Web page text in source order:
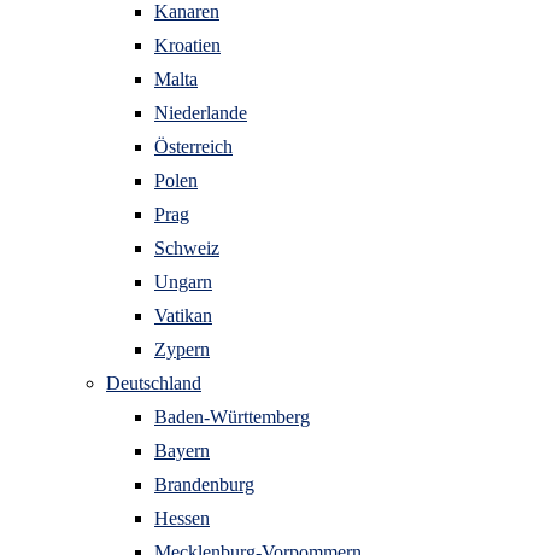
Kanaren
Kroatien
Malta
Niederlande
Österreich
Polen
Prag
Schweiz
Ungarn
Vatikan
Zypern
Deutschland
Baden-Württemberg
Bayern
Brandenburg
Hessen